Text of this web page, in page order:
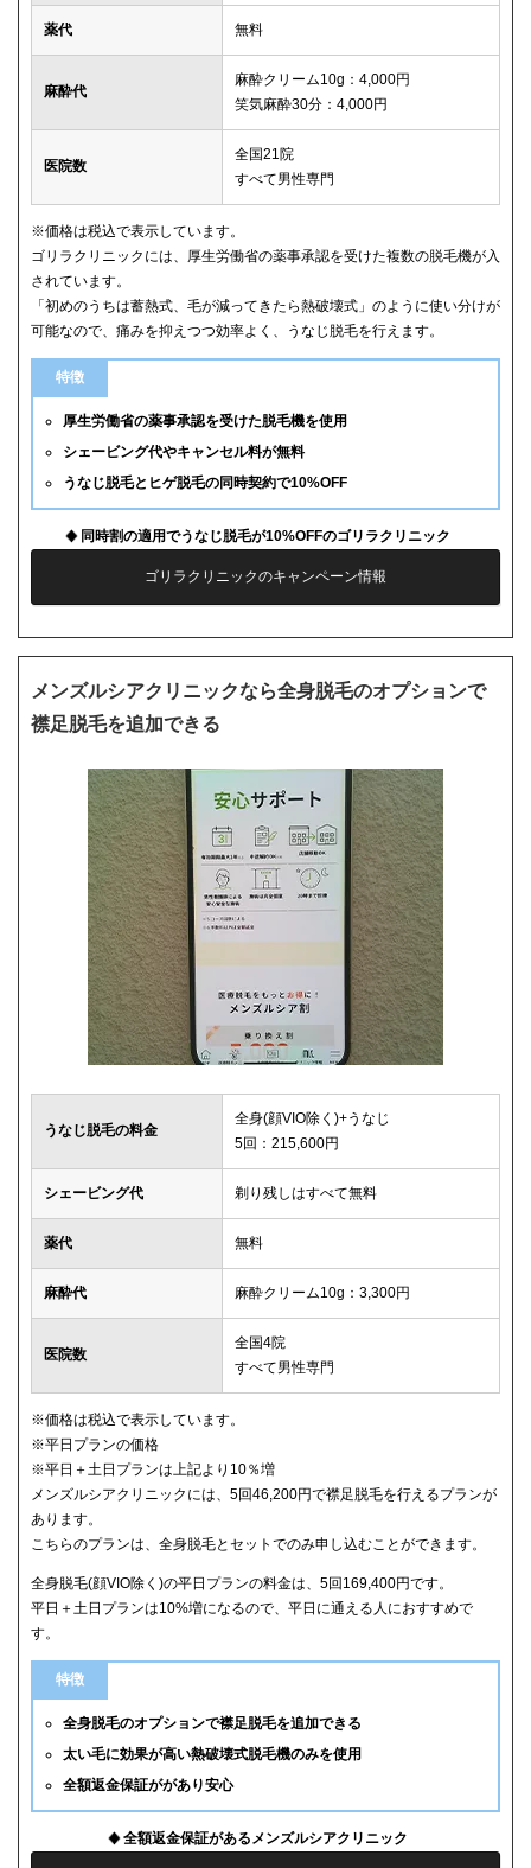
薬代 無料
麻酔代
麻酔クリーム10g：4,000円
笑気麻酔30分：4,000円
医院数
全国21院
すべて男性専門
※価格は税込で表示しています。
ゴリラクリニックには、厚生労働省の薬事承認を受けた複数の脱毛機が入
されています。
「初めのうちは蓄熱式、毛が減ってきたら熱破壊式」のように使い分けが
可能なので、痛みを抑えつつ効率よく、うなじ脱毛を行えます。
特徴
厚生労働省の薬事承認を受けた脱毛機を使用
シェービング代やキャンセル料が無料
うなじ脱毛とヒゲ脱毛の同時契約で10%OFF
同時割の適用でうなじ脱毛が10%OFFのゴリラクリニック
ゴリラクリニックのキャンペーン情報
メンズルシアクリニックなら全身脱毛のオプションで
襟足脱毛を追加できる
うなじ脱毛の料金
全身(顔VIO除く)+うなじ
5回：215,600円
シェービング代 剃り残しはすべて無料
薬代 無料
麻酔代 麻酔クリーム10g：3,300円
医院数
全国4院
すべて男性専門
※価格は税込で表示しています。
※平日プランの価格
※平日＋土日プランは上記より10％増
メンズルシアクリニックには、5回46,200円で襟足脱毛を行えるプランが
あります。
こちらのプランは、全身脱毛とセットでのみ申し込むことができます。
全身脱毛(顔VIO除く)の平日プランの料金は、5回169,400円です。
平日＋土日プランは10%増になるので、平日に通える人におすすめで
す。
特徴
全身脱毛のオプションで襟足脱毛を追加できる
太い毛に効果が高い熱破壊式脱毛機のみを使用
全額返金保証ががあり安心
全額返金保証があるメンズルシアクリニック